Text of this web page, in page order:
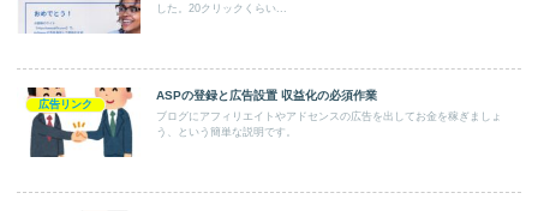
した。20クリックくらい...
広告リンク
ASPの登録と広告設置 収益化の必須作業
ブログにアフィリエイトやアドセンスの広告を出してお金を稼ぎましょ
う、という簡単な説明です。